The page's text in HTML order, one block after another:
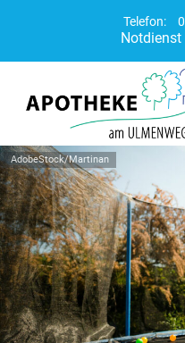
Telefon:
Notdienst
AdobeStock/Martinan